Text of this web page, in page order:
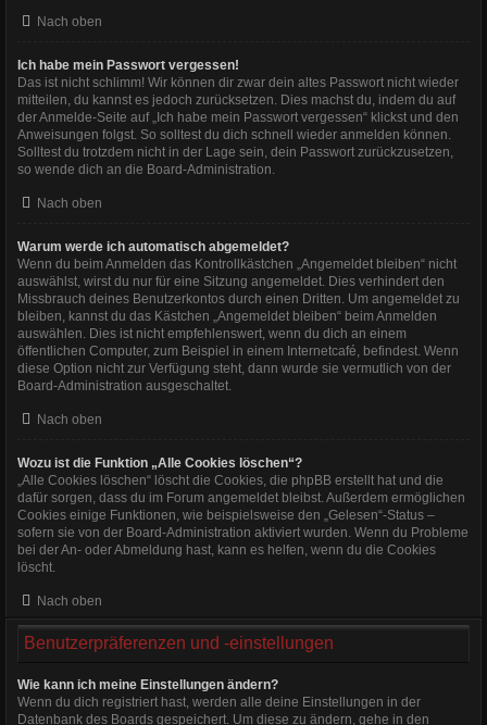
Nach oben
Ich habe mein Passwort vergessen!
Das ist nicht schlimm! Wir können dir zwar dein altes Passwort nicht wieder
mitteilen, du kannst es jedoch zurücksetzen. Dies machst du, indem du auf
der Anmelde-Seite auf „Ich habe mein Passwort vergessen“ klickst und den
Anweisungen folgst. So solltest du dich schnell wieder anmelden können.
Solltest du trotzdem nicht in der Lage sein, dein Passwort zurückzusetzen,
so wende dich an die Board-Administration.
Nach oben
Warum werde ich automatisch abgemeldet?
Wenn du beim Anmelden das Kontrollkästchen „Angemeldet bleiben“ nicht
auswählst, wirst du nur für eine Sitzung angemeldet. Dies verhindert den
Missbrauch deines Benutzerkontos durch einen Dritten. Um angemeldet zu
bleiben, kannst du das Kästchen „Angemeldet bleiben“ beim Anmelden
auswählen. Dies ist nicht empfehlenswert, wenn du dich an einem
öffentlichen Computer, zum Beispiel in einem Internetcafé, befindest. Wenn
diese Option nicht zur Verfügung steht, dann wurde sie vermutlich von der
Board-Administration ausgeschaltet.
Nach oben
Wozu ist die Funktion „Alle Cookies löschen“?
„Alle Cookies löschen“ löscht die Cookies, die phpBB erstellt hat und die
dafür sorgen, dass du im Forum angemeldet bleibst. Außerdem ermöglichen
Cookies einige Funktionen, wie beispielsweise den „Gelesen“-Status –
sofern sie von der Board-Administration aktiviert wurden. Wenn du Probleme
bei der An- oder Abmeldung hast, kann es helfen, wenn du die Cookies
löscht.
Nach oben
Benutzerpräferenzen und -einstellungen
Wie kann ich meine Einstellungen ändern?
Wenn du dich registriert hast, werden alle deine Einstellungen in der
Datenbank des Boards gespeichert. Um diese zu ändern, gehe in den